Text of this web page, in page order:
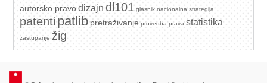
autorsko pravo dizajn dl101 glasnik nacionalna strategija
patenti patlib pretraživanje provedba prava statistika
zastupanje žig